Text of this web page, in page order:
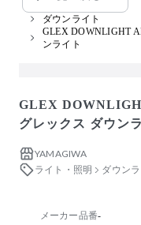
ダウンライト
GLEX DOWNLIGHT
ンライト
GLEX
グレックス ダウン
YAMAGIWA
ライト・照明
ダウン
メーカー品番-